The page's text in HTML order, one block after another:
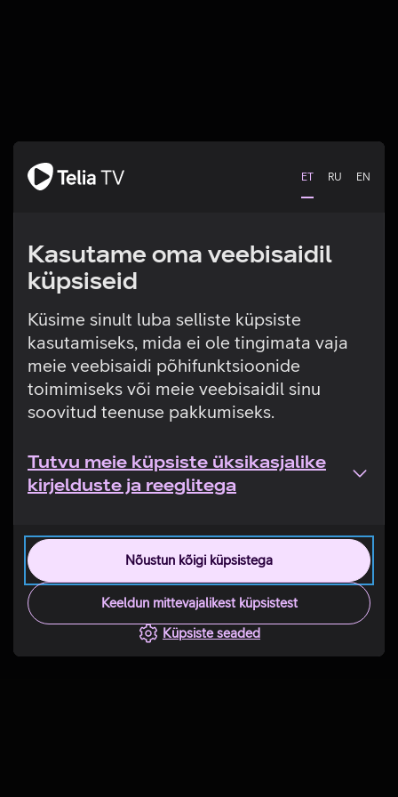
ET RU EN
Kasutame oma veebisaidil
küpsiseid
Küsime sinult luba selliste küpsiste
kasutamiseks, mida ei ole tingimata vaja
meie veebisaidi põhifunktsioonide
toimimiseks või meie veebisaidil sinu
soovitud teenuse pakkumiseks.
Tutvu meie küpsiste üksikasjalike
kirjelduste ja reeglitega
Nõustun kõigi küpsistega
Keeldun mittevajalikest küpsistest
Küpsiste seaded
Tehniline viga